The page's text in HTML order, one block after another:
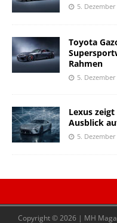
5.
Toyota
Rahmen
5.
Lexus
Ausblick
5.
Copyright © 2026 | MH